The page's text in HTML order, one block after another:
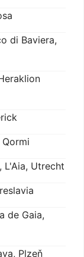
di Baviera,
L'Aia, Utrecht
de Gaia,
Plzeň